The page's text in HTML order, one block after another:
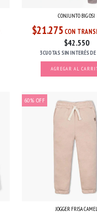
CONJUNTO BIG OSI
$21.275 CON
$42.550
3 CUOTAS SIN INTERÉSDE
AGREGAR AL
60% OFF
JOGGER FRISA CAMEL